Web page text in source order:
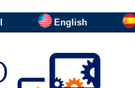
English